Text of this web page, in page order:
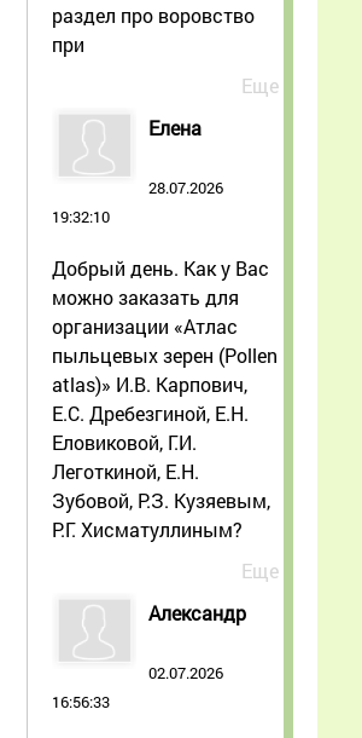
раздел про воровство
при
Еще
Елена
28.07.2026
19:32:10
Добрый день. Как у Вас
можно заказать для
организации «Атлас
пыльцевых зерен (Pollen
atlas)» И.В. Карпович,
Е.С. Дребезгиной, Е.Н.
Еловиковой, Г.И.
Леготкиной, Е.Н.
Зубовой, Р.З. Кузяевым,
Р.Г. Хисматуллиным?
Еще
Александр
02.07.2026
16:56:33